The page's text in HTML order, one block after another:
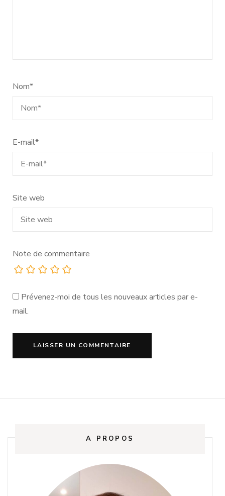
Nom*
E-mail*
Site web
Note de commentaire
Prévenez-moi de tous les nouveaux articles par e-
mail.
A PROPOS